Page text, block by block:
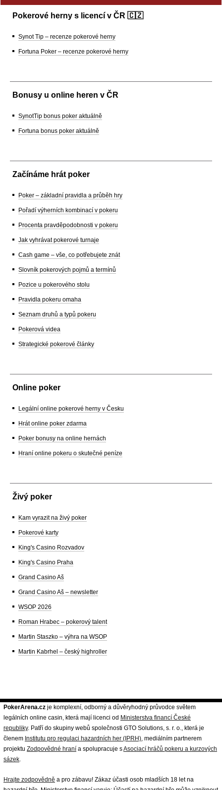
Pokerové herny s licencí v ČR 🇨🇿
Synot Tip – recenze pokerové herny
Fortuna Poker – recenze pokerové herny
Bonusy u online heren v ČR
SynotTip bonus poker aktuálně
Fortuna bonus poker aktuálně
Začínáme hrát poker
Poker – základní pravidla a průběh hry
Pořadí výherních kombinací v pokeru
Procenta pravděpodobnosti v pokeru
Jak vyhrávat pokerové turnaje
Cash game – vše, co potřebujete znát
Slovník pokerových pojmů a termínů
Pozice u pokerového stolu
Pravidla pokeru omaha
Seznam druhů a typů pokeru
Pokerová videa
Strategické pokerové články
Online poker
Legální online pokerové herny v Česku
Hrát online poker zdarma
Poker bonusy na online hernách
Hraní online pokeru o skutečné peníze
Živý poker
Kam vyrazit na živý poker
Pokerové karty
King's Casino Rozvadov
King's Casino Praha
Grand Casino Aš
Grand Casino Aš – newsletter
WSOP 2026
Roman Hrabec – pokerový talent
Martin Staszko – výhra na WSOP
Martin Kabrhel – český highroller
PokerArena.cz je komplexní, odborný a důvěryhodný průvodce světem
legálních online casin, která mají licenci od Ministerstva financí České
republiky. Patří do skupiny webů společnosti GTO Solutions, s. r. o., která je
členem Institutu pro regulaci hazardních her (IPRH), mediálním partnerem
projektu Zodpovědné hraní a spolupracuje sAsociací hráčů pokeru a kurzových
sázek.
Hrajte zodpovědně a pro zábavu! Zákaz účasti osob mladších 18 let na